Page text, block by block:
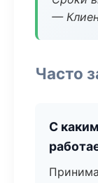
—
Часто
С